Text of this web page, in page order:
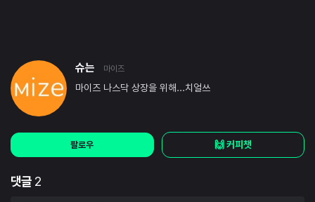
슈는 마이즈
마이즈 나스닥 상장을 위해...치얼쓰
팔로우 🙌 커피챗
댓글 2